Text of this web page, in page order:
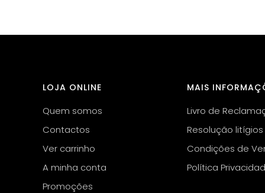
LOJA ONLINE
Quem somos
Contactos
Ver carrinho
A minha conta
Promoções
MAIS
Livro de
Resolução litígios
Condições de
Política